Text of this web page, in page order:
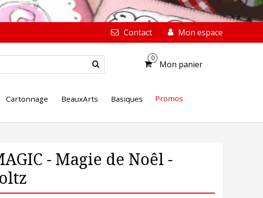
Contact Mon espace
0
Mon panier
Cartonnage BeauxArts Basiques
Promos
- Magie de Noêl -